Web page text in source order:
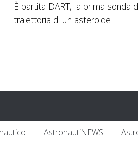
È partita DART, la prima sonda
traiettoria di un asteroide
AstronautiNEWS